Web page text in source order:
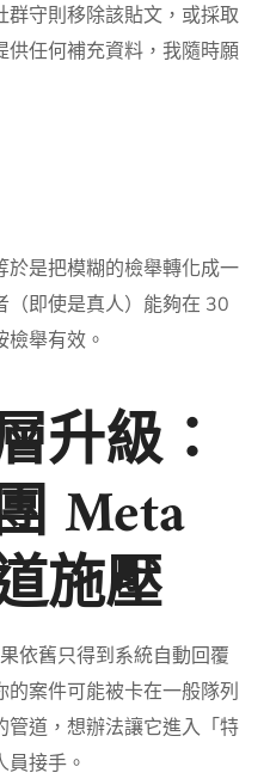
群守則移除該貼文，或採取
任何補充資料，我隨時願
是把模糊的檢舉轉化成一
（即使是真人）能夠在 30
舉有效。
升級：
Meta
施壓
依舊只得到系統自動回覆
案件可能被卡在一般隊列
道，想辦法讓它進入「特
接手。